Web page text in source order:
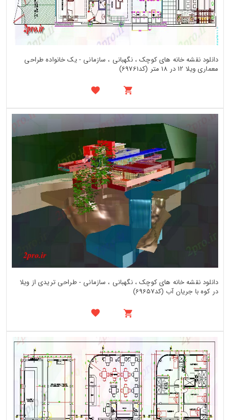
دانلود نقشه خانه های کوچک ، نگهبانی ، سازمانی - یک خانواده طراحی
معماری ویلا 12 در 18 متر (کد69761)
دانلود نقشه خانه های کوچک ، نگهبانی ، سازمانی - طراحی تریدی از ویلا
در کوه با جریان آب (کد69657)